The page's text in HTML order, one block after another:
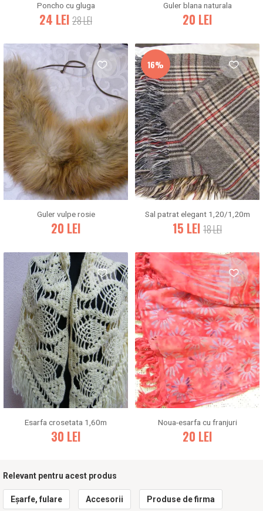
Poncho cu gluga
24 LEI 28LEI
Guler blana naturala
20 LEI
Guler vulpe rosie
20 LEI
Sal patrat elegant 1,20/1,20m
15 LEI 18LEI
16%
Esarfa crosetata 1,60m
30 LEI
Noua-esarfa cu franjuri
20 LEI
Relevant pentru acest produs
Eșarfe, fulare Accesorii Produse de firma